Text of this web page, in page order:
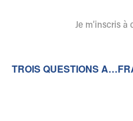
Je m’inscris à
TROIS QUESTIONS